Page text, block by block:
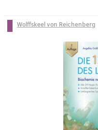
Wolffskeel von Reichenberg